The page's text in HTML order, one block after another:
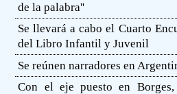
de la palabra''
Se llevará a cabo el Cuarto
del Libro Infantil y Juvenil
Se reúnen narradores en
Con el eje puesto en